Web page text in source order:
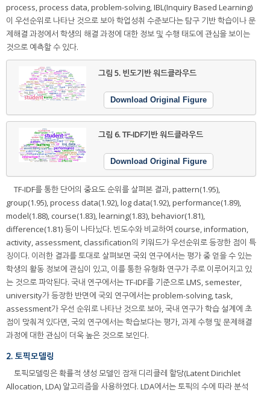
process, process data, problem-solving, IBL(Inquiry Based Learning)
이 우선순위로 나타난 것으로 보아 학업성취 수준보다는 탐구 기반 학습이나 문
제해결 과정에서 학생의 해결 과정에 대한 정보 및 수행 태도에 관심을 보이는
것으로 예측할 수 있다.
그림 5. 빈도기반 워드클라우드
Download Original Figure
그림 6.TF-IDF기반 워드클라우드
Download Original Figure
TF-IDF를 통한 단어의 중요도 순위를 살펴본 결과, pattern(1.95),
group(1.95), process data(1.92), log data(1.92), performance(1.89),
model(1.88), course(1.83), learning(1.83), behavior(1.81),
difference(1.81) 등이 나타났다. 빈도수와 비교하여 course, information,
activity, assessment, classification의 키워드가 우선순위로 등장한 점이 특
징이다. 이러한 결과를 토대로 살펴보면 국외 연구에서는 평가 중 얻을 수 있는
학생의 활동 정보에 관심이 있고, 이를 통한 유형화 연구가 주로 이루어지고 있
는 것으로 파악된다. 국내 연구에서는 TF-IDF를 기준으로 LMS, semester,
university가 등장한 반면에 국외 연구에서는 problem-solving, task,
assessment가 우선 순위로 나타난 것으로 보아, 국내 연구가 학습 설계에 초
점이 맞춰져 있다면, 국외 연구에서는 학습보다는 평가, 과제 수행 및 문제해결
과정에 대한 관심이 더욱 높은 것으로 보인다.
2. 토픽모델링
토픽모델링은 확률적 생성 모델인 잠재 디리클레 할당(Latent Dirichlet
Allocation, LDA) 알고리즘을 사용하였다. LDA에서는 토픽의 수에 따라 분석